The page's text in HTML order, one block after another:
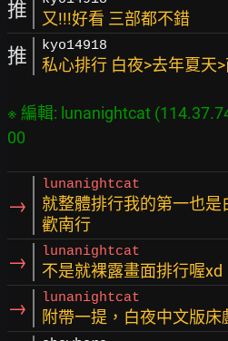
推 又!!!好看 三部都不錯
推 kyo14918
私心排行 白夜>去年夏天
※ 編輯: lunanightcat
→
lunanightcat
就整體排行我的第一也
歡南行
→ lunanightcat
不是就裸露畫面排行喔xd
→ lunanightcat
附帶一提，白夜中文版床